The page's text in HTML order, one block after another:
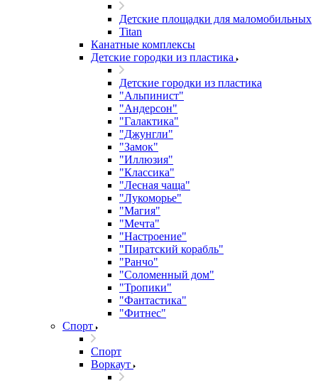
Детские площадки для маломобильных
Titan
Канатные комплексы
Детские городки из пластика
Детские городки из пластика
"Альпинист"
"Андерсон"
"Галактика"
"Джунгли"
"Замок"
"Иллюзия"
"Классика"
"Лесная чаща"
"Лукоморье"
"Магия"
"Мечта"
"Настроение"
"Пиратский корабль"
"Ранчо"
"Соломенный дом"
"Тропики"
"Фантастика"
"Фитнес"
Спорт
Спорт
Воркаут